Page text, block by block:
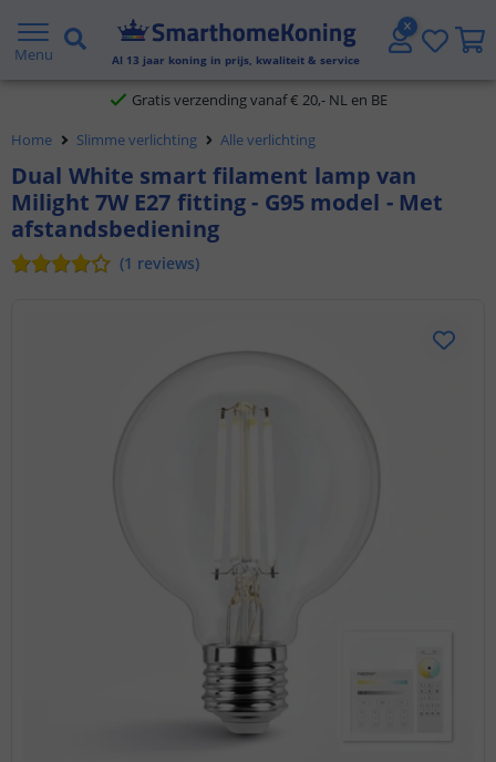
Menu Al 13 jaar koning in prijs, kwaliteit & service
2 jaar garantie
Gratis verzending vanaf € 20,- NL en BE
Klantbeoordeling 9.1
Voor 23:45 uur besteld,morgen in huis
Home Slimme verlichting Alle verlichting
Dual White smart filament lamp van
Milight 7W E27 fitting - G95 model - Met
afstandsbediening
(1 reviews)